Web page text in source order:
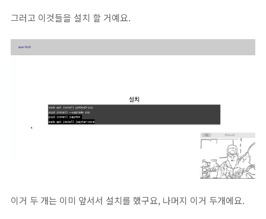
그러고 이것들을 설치 할 거예요.
이거 두 개는 이미 앞서서 설치를 했구요, 나머지 이거 두개에요.